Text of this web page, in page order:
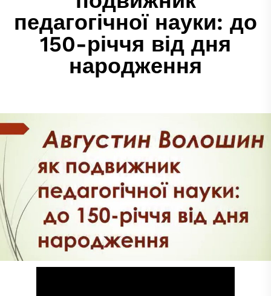
педагогічної науки: до
150-річчя від дня
народження